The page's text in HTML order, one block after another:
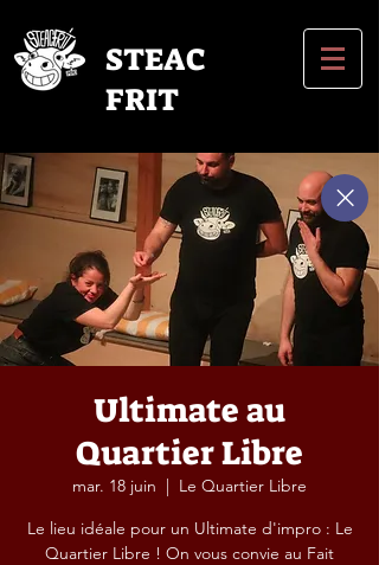
STEAC
FRIT
Ultimate au
Quartier Libre
mar. 18 juin
  |
Le Quartier Libre
Le lieu idéale pour un Ultimate d'impro : Le
Quartier Libre ! On vous convie au Fait